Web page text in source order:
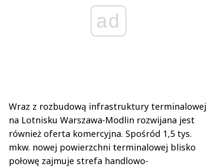
ad
Wraz z rozbudową infrastruktury terminalowej
na Lotnisku Warszawa-Modlin rozwijana jest
również oferta komercyjna. Spośród 1,5 tys.
mkw. nowej powierzchni terminalowej blisko
połowę zajmuje strefa handlowo-